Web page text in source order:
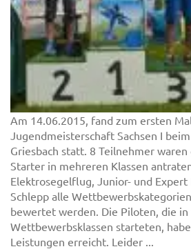
Am 14.06.2015, fand zum ersten
Jugendmeisterschaft Sachsen I
Griesbach statt. 8 Teilnehmer
Starter in mehreren Klassen
Elektrosegelflug, Junior- und Expert
Schlepp alle
bewertet werden. Die Piloten, die in
Wettbewerbsklassen starteten,
Leistungen erreicht. Leider ...